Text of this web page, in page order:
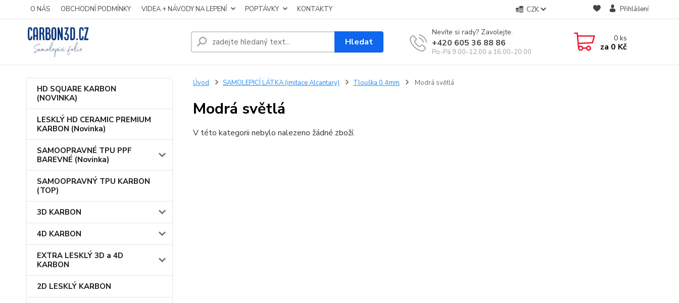
O NÁS OBCHODNÍ PODMÍNKY VIDEA + NÁVODY NA LEPENÍ POPTÁVKY KONTAKTY CZK Přihlášení
Hledat
Nevíte si rady? Zavolejte.
+420 605 36 88 86
Po-Pá 9.00-12.00 a 16.00-20.00
0ks
za 0 Kč
HD SQUARE KARBON
(NOVINKA)
LESKLÝ HD CERAMIC PREMIUM
KARBON (Novinka)
SAMOOPRAVNÉ TPU PPF
BAREVNÉ (Novinka)
SAMOOPRAVNÝ TPU KARBON
(TOP)
3D KARBON
4D KARBON
EXTRA LESKLÝ 3D a 4D
KARBON
2D LESKLÝ KARBON
Úvod SAMOLEPICÍ LÁTKA (imitace Alcantary) Tlouška 0.4mm Modrá světlá
Modrá světlá
V této kategorii nebylo nalezeno žádné zboží.